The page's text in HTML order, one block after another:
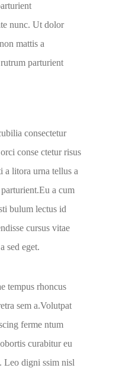
nunc. Ut dolor
mattis a
parturient
consectetur
conse ctetur risus
a litora urna tellus a
a cum
bulum lectus id
cursus vitae
sed eget.
tempus rhoncus
sem a.Volutpat
ferme ntum
curabitur eu
Leo digni ssim nisl